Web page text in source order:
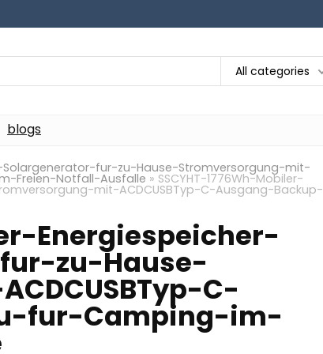
All categories
blogs
Solargenerator-fur-zu-Hause-Stromversorgung-mit-
Freien-Notfall-Ausfalle » SSCYHT-1776Wh-Mobiler-
mit-ACDCUSBTyp-C-Ausgang-Backup-
Energiespeicher-
zu-Hause-
C-
fur-Camping-im-